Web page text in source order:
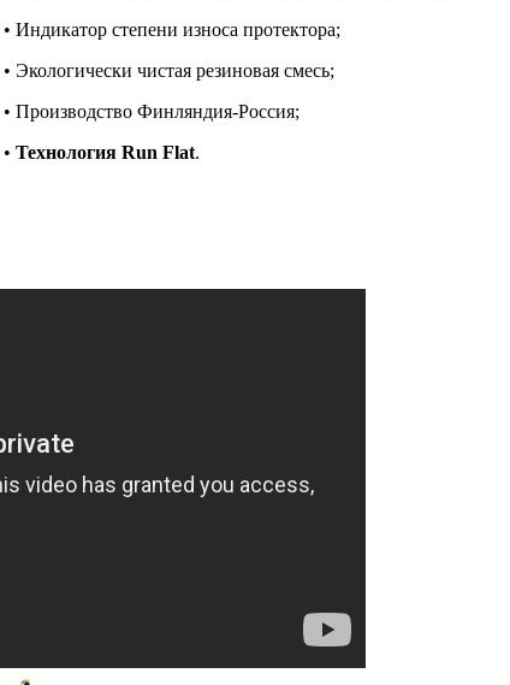
• Индикатор степени износа протектора;
• Экологически чистая резиновая смесь;
• Производство Финляндия-Россия;
• Технология Run Flat.